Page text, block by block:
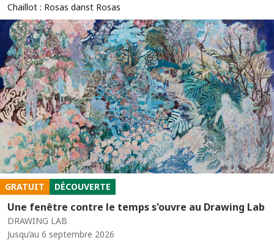
Chaillot : Rosas danst Rosas
GRATUIT DÉCOUVERTE
Une fenêtre contre le temps s'ouvre au Drawing Lab
DRAWING LAB
Jusqu’au 6 septembre 2026